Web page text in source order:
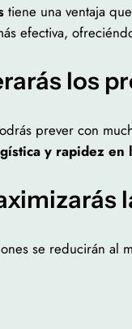
tiene una ventaja
efectiva,
los
prever con
y rapidez en
se reducirán al